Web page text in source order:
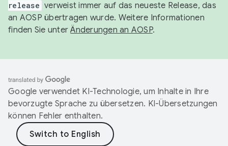
release verweist immer auf das neueste Release, das
an AOSP übertragen wurde. Weitere Informationen
finden Sie unterÄnderungen an AOSP.
Google verwendet KI-Technologie, um Inhalte in Ihre
bevorzugte Sprache zu übersetzen. KI-Übersetzungen
können Fehler enthalten.